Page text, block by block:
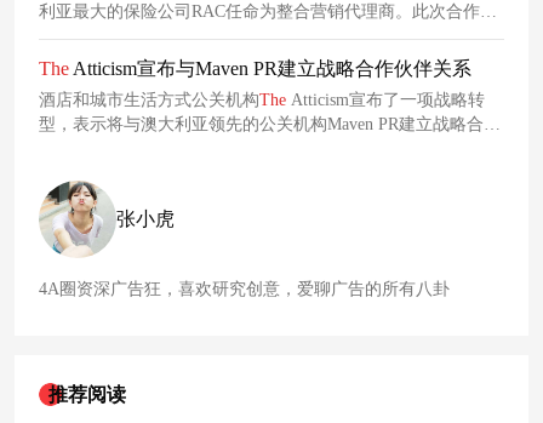
利亚最大的保险公司RAC任命为整合营销代理商。此次合作升
级意味着该公司在原有创意服务的基础上，将新增媒体业务职
责，进一步深化与RAC的整合型合作模式。
The Atticism宣布与Maven PR建立战略合作伙伴关系
酒店和城市生活方式公关机构The Atticism宣布了一项战略转
型，表示将与澳大利亚领先的公关机构Maven PR建立战略合作
展。
张小虎
4A圈资深广告狂，喜欢研究创意，爱聊广告的所有八卦
推荐阅读